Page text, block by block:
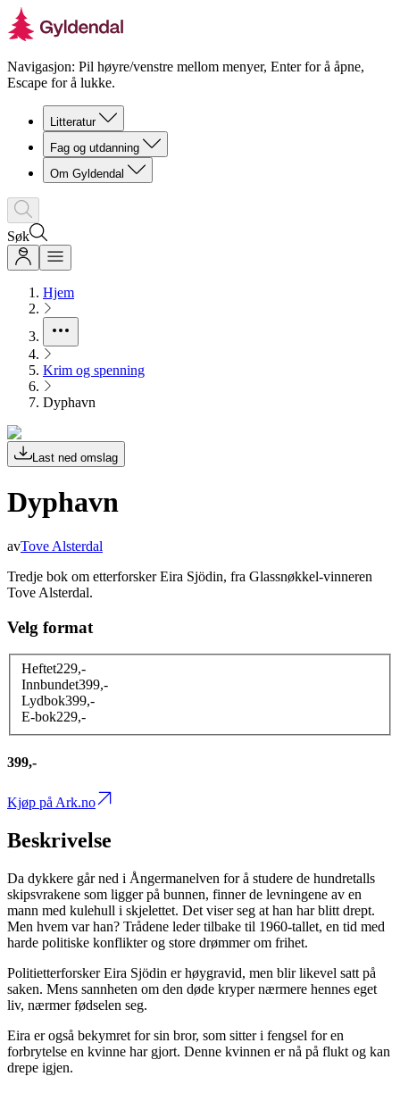
Navigasjon: Pil høyre/venstre mellom menyer, Enter for å åpne,
Escape for å lukke.
Litteratur
Fag og utdanning
Om Gyldendal
Søk
Hjem
Krim og spenning
Dyphavn
Last ned omslag
Dyphavn
avTove Alsterdal
Tredje bok om etterforsker Eira Sjödin, fra Glassnøkkel-vinneren
Tove Alsterdal.
Velg format
Heftet229,-
Innbundet399,-
Lydbok399,-
E-bok229,-
399,-
Kjøp på Ark.no
Beskrivelse
Da dykkere går ned i Ångermanelven for å studere de hundretalls
skipsvrakene som ligger på bunnen, finner de levningene av en
mann med kulehull i skjelettet. Det viser seg at han har blitt drept.
Men hvem var han? Trådene leder tilbake til 1960-tallet, en tid med
harde politiske konflikter og store drømmer om frihet.
Politietterforsker Eira Sjödin er høygravid, men blir likevel satt på
saken. Mens sannheten om den døde kryper nærmere hennes eget
liv, nærmer fødselen seg.
Eira er også bekymret for sin bror, som sitter i fengsel for en
forbrytelse en kvinne har gjort. Denne kvinnen er nå på flukt og kan
drepe igjen.